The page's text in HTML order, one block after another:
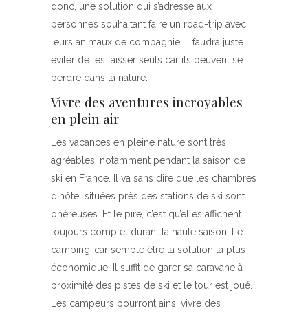
donc, une solution qui s’adresse aux
personnes souhaitant faire un road-trip avec
leurs animaux de compagnie. Il faudra juste
éviter de les laisser seuls car ils peuvent se
perdre dans la nature.
Vivre des aventures incroyables
en plein air
Les vacances en pleine nature sont très
agréables, notamment pendant la saison de
ski en France. Il va sans dire que les chambres
d’hôtel situées près des stations de ski sont
onéreuses. Et le pire, c’est qu’elles affichent
toujours complet durant la haute saison. Le
camping-car semble être la solution la plus
économique. Il suffit de garer sa caravane à
proximité des pistes de ski et le tour est joué.
Les campeurs pourront ainsi vivre des